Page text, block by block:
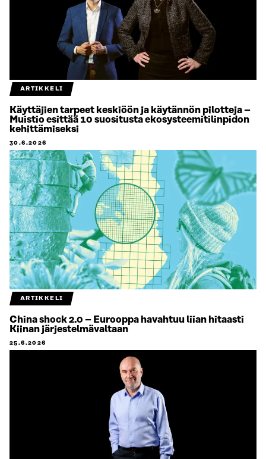
ARTIKKELI
Käyttäjien tarpeet keskiöön ja käytännön pilotteja –
Muistio esittää 10 suositusta ekosysteemitilinpidon
kehittämiseksi
30.6.2026
ARTIKKELI
China shock 2.0 – Eurooppa havahtuu liian hitaasti
Kiinan järjestelmävaltaan
25.6.2026